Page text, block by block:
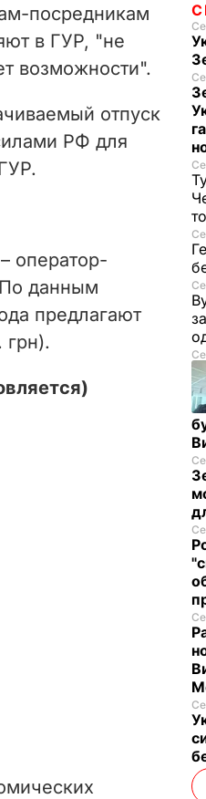
посредникам
в ГУР, "не
возможности".
отпуск
РФ для
оператор-
данным
предлагают
грн).